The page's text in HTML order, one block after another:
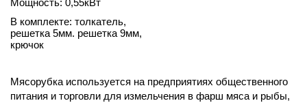
Мощность: 0,55кВт
В комплекте: толкатель,
решетка 5мм. решетка 9мм,
крючок
Мясорубка используется на предприятиях общественного
питания и торговли для измельчения в фарш мяса и рыбы,